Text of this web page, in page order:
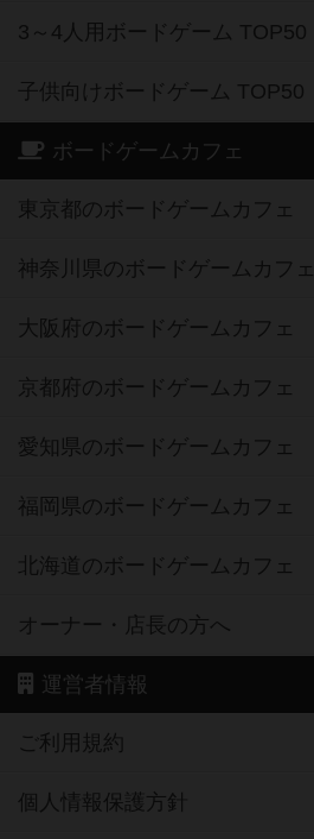
3～4人用ボードゲーム TOP50
子供向けボードゲーム TOP50
ボードゲームカフェ
東京都のボードゲームカフェ
神奈川県のボードゲームカフェ
大阪府のボードゲームカフェ
京都府のボードゲームカフェ
愛知県のボードゲームカフェ
福岡県のボードゲームカフェ
北海道のボードゲームカフェ
オーナー・店長の方へ
運営者情報
ご利用規約
個人情報保護方針